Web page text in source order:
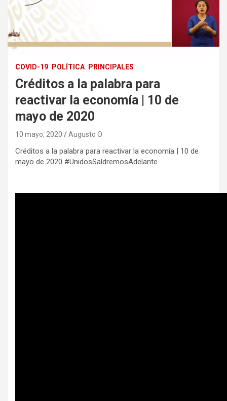
COVID-19 POLÍTICA PRINCIPALES
Créditos a la palabra para
reactivar la economía | 10 de
mayo de 2020
10 mayo, 2020 Augusto O
Créditos a la palabra para reactivar la economía | 10 de
mayo de 2020 #UnidosSaldremosAdelante